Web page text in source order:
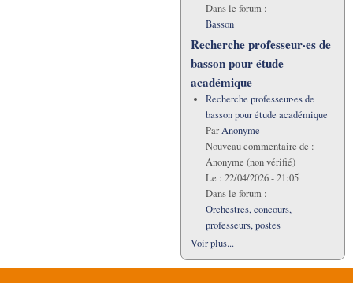
Dans le forum :
Basson
Recherche professeur·es de
basson pour étude
académique
Recherche professeur·es de
basson pour étude académique
ParAnonyme
Nouveau commentaire de :
Anonyme (non vérifié)
Le : 22/04/2026 - 21:05
Dans le forum :
Orchestres, concours,
professeurs, postes
Voir plus...